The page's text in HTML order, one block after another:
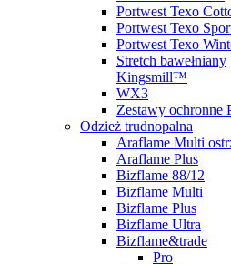
Portwest Texo
Portwest Texo
Portwest Texo
Stretch bawełniany
Kingsmill™
WX3
Zestawy ochronne
Odzież trudnopalna
Araflame Multi
Araflame Plus
Bizflame 88/12
Bizflame Multi
Bizflame Plus
Bizflame Ultra
Bizflame&trade
Pro